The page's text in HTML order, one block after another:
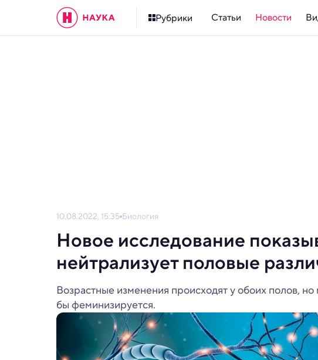
Рубрики Статьи Новости
10.08.2022, 15:35 Биология
Новое исследование
нейтрализует половые
Возрастные изменения происходят у обоих полов,
бы феминизируется.